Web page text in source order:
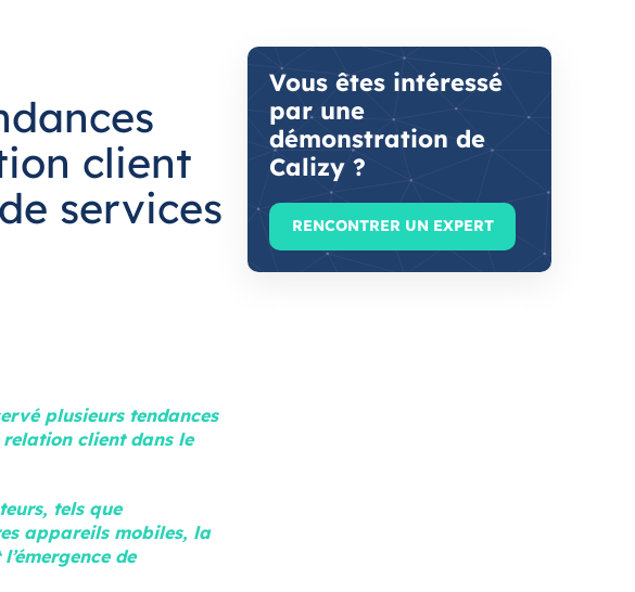
Vous êtes intéressé
par une
démonstration de
Calizy ?
RENCONTRER UN EXPERT
client
services
plusieurs tendances
client dans le
tels que
appareils mobiles, la
de